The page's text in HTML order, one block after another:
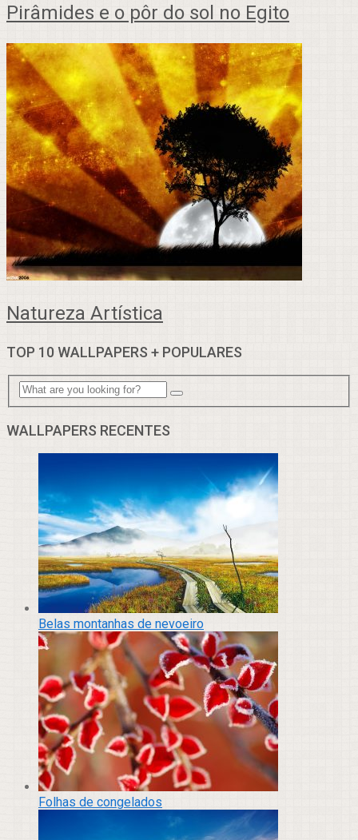
Pirâmides e o pôr do sol no Egito
Natureza Artística
TOP 10 WALLPAPERS + POPULARES
WALLPAPERS RECENTES
Belas montanhas de nevoeiro
Folhas de congelados